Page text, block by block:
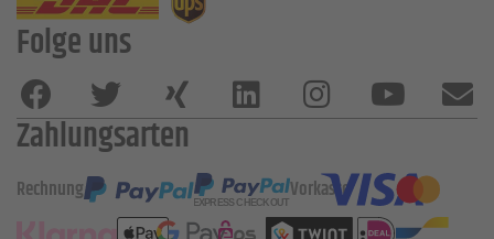
Folge uns
Zahlungsarten
Rechnung Vorkasse